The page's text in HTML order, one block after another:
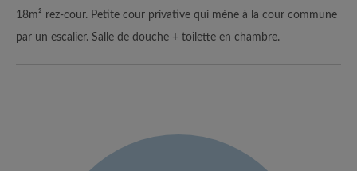
18m² rez-cour. Petite cour privative qui mène à la cour commune
par un escalier. Salle de douche + toilette en chambre.